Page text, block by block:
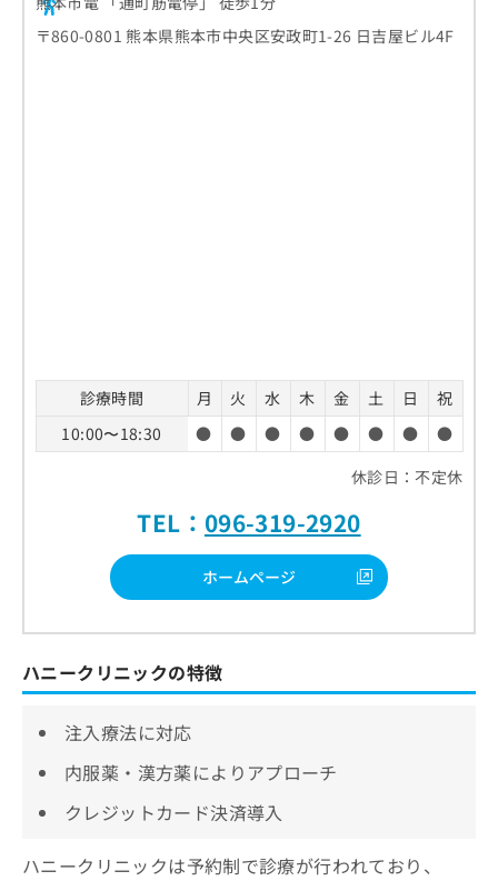
〒860-0801 熊本県熊本市中央区安政町1-26 日吉屋ビル4F
診療時間 月 火 水 木 金 土 日
祝
10:00〜18:30
● ● ● ● ● ● ●
●
休診日：不定休
TEL： 096-319-2920
ホームページ
ハニークリニックの特徴
注入療法に対応
内服薬・漢方薬によりアプローチ
クレジットカード決済導入
ハニークリニックは予約制で診療が行われており、